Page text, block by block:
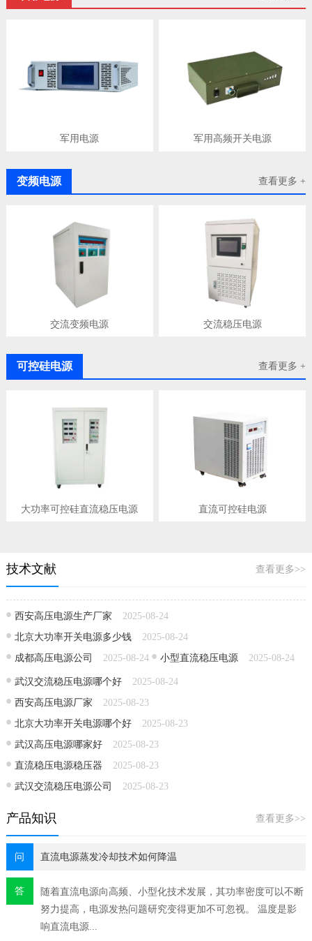
军用电源 军用高频开关电源
查看更多 +
变频电源
交流变频电源 交流稳压电源
查看更多 +
可控硅电源
大功率可控硅直流稳压电源 直流可控硅电源
查看更多>>
技术文献
2025-08-24
西安高压电源生产厂家
2025-08-24
北京大功率开关电源多少钱
2025-08-24
成都高压电源公司 2025-08-24
小型直流稳压电源
2025-08-24
武汉交流稳压电源哪个好
2025-08-23
西安高压电源厂家
2025-08-23
北京大功率开关电源哪个好
2025-08-23
武汉高压电源哪家好
2025-08-23
直流稳压电源稳压器
2025-08-23
武汉交流稳压电源公司
查看更多>>
产品知识
问 直流电源蒸发冷却技术如何降温
答
随着直流电源​向高频、小型化技术发展，其功率密度可以不断
努力提高，电源发热问题研究变得更加不可忽视。 温度是影
响直流电源...